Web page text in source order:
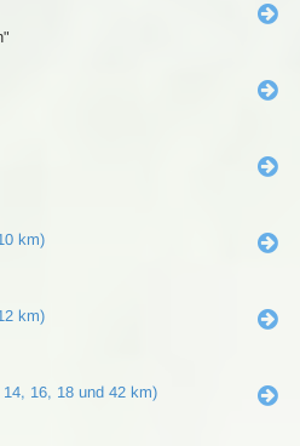
km)
km)
16, 18 und 42 km)